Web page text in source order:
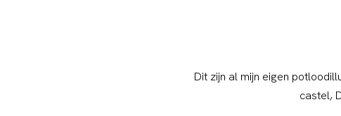
Dit zijn al mijn eigen
castel,